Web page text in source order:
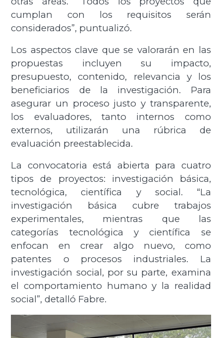
cumplan con los requisitos serán
considerados”, puntualizó.
Los aspectos clave que se valorarán en las
propuestas incluyen su impacto,
presupuesto, contenido, relevancia y los
beneficiarios de la investigación. Para
asegurar un proceso justo y transparente,
los evaluadores, tanto internos como
externos, utilizarán una rúbrica de
evaluación preestablecida.
La convocatoria está abierta para cuatro
tipos de proyectos: investigación básica,
tecnológica, científica y social. “La
investigación básica cubre trabajos
experimentales, mientras que las
categorías tecnológica y científica se
enfocan en crear algo nuevo, como
patentes o procesos industriales. La
investigación social, por su parte, examina
el comportamiento humano y la realidad
social”, detalló Fabre.